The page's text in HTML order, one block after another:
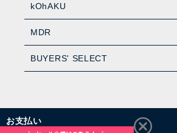
kOhAKU
MDR
BUYERS' SELECT
お支払い